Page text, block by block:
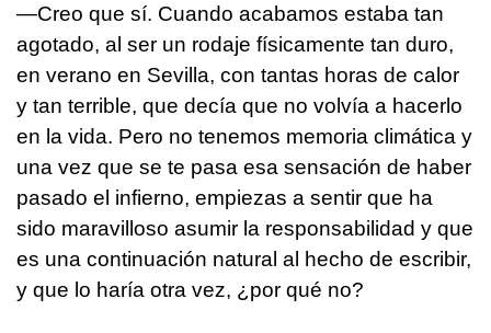
—Creo que sí. Cuando acabamos estaba tan
agotado, al ser un rodaje físicamente tan duro,
en verano en Sevilla, con tantas horas de calor
y tan terrible, que decía que no volvía a hacerlo
en la vida. Pero no tenemos memoria climática y
una vez que se te pasa esa sensación de haber
pasado el infierno, empiezas a sentir que ha
sido maravilloso asumir la responsabilidad y que
es una continuación natural al hecho de escribir,
y que lo haría otra vez, ¿por qué no?